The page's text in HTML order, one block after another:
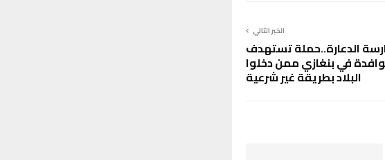
الخبر التالي
الدعارة..حملة تستهدف
في بنغازي ممن دخلوا
البلاد بطريقة غير شرعية